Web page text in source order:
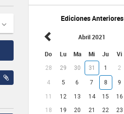
Ediciones Anteriores
Abril 2021
Do Lu Ma Mi Ju Vi
28 29 30 31 1 2
4 5 6 7 8 9
11 12 13 14 15 16
18
19 20 21 22 23